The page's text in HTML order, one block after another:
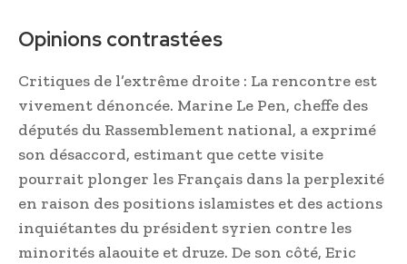
Opinions contrastées
Critiques de l’extrême droite : La rencontre est
vivement dénoncée. Marine Le Pen, cheffe des
députés du Rassemblement national, a exprimé
son désaccord, estimant que cette visite
pourrait plonger les Français dans la perplexité
en raison des positions islamistes et des actions
inquiétantes du président syrien contre les
minorités alaouite et druze. De son côté, Eric